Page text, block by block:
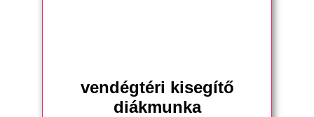
vendégtéri kisegítő
diákmunka